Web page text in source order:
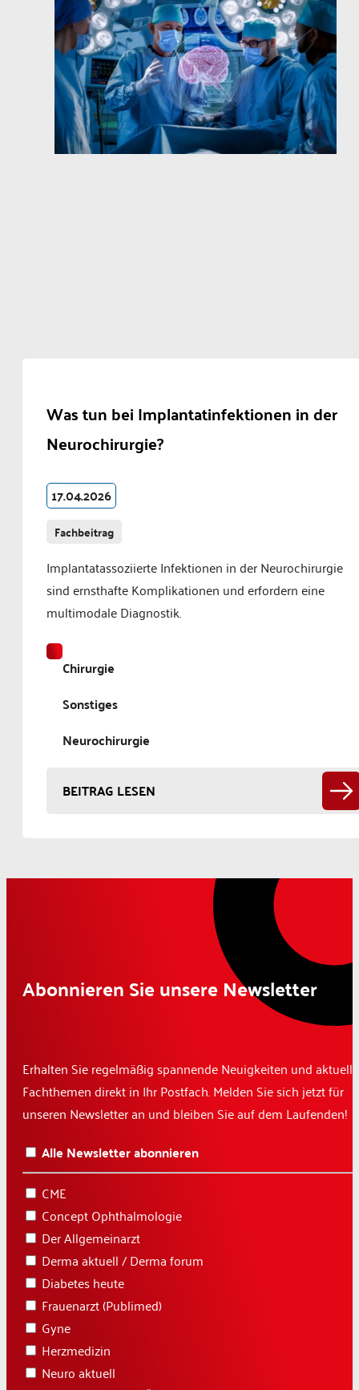
Was tun bei Implantatinfektionen in der
Neurochirurgie?
17.04.2026
Fachbeitrag
Implantatassoziierte Infektionen in der Neurochirurgie
sind ernsthafte Komplikationen und erfordern eine
multimodale Diagnostik.
Chirurgie
Sonstiges
Neurochirurgie
BEITRAG LESEN
Abonnieren Sie unsere Newsletter
Erhalten Sie regelmäßig spannende Neuigkeiten und aktuelle
Fachthemen direkt in Ihr Postfach. Melden Sie sich jetzt für
unseren Newsletter an und bleiben Sie auf dem Laufenden!
Alle Newsletter abonnieren
CME
Concept Ophthalmologie
Der Allgemeinarzt
Derma aktuell / Derma forum
Diabetes heute
Frauenarzt (Publimed)
Gyne
Herzmedizin
Neuro aktuell